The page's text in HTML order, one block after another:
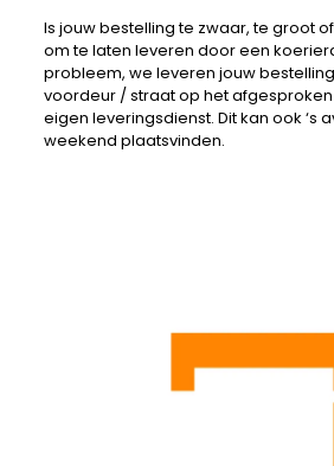
Is jouw bestelling te zwaar, te groot
om te laten leveren door een
probleem, we leveren jouw
voordeur / straat op het
eigen leveringsdienst. Dit kan ook ‘s
weekend plaatsvinden.